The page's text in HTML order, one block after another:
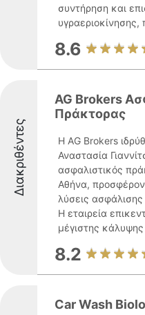
συντήρηση και
8.6
Διακριθέντες
AG Brokers
Πράκτορας
Η AG Brokers
Αναστασία
ασφαλιστικός
Αθήνα,
λύσεις ασφάλισης
Η εταιρεία
μέγιστης
8.2
Car Wash